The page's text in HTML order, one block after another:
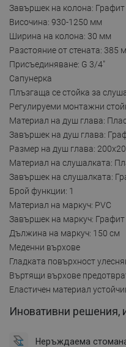
Завършек на колона: Графит
Височина: 930-1250 мм
Ширина на колона: 30 мм
Разстояние от стената: 385
Присъединяване: G 3/4"
Сапунерка
Плъзгаща се стойка за
Регулируеми монтажни
Материал на душ глава:
Завършек на душ глава:
Размер на душ глава:
Материал на слушалката:
Завършек на слушалката:
Брой функции: 1
Материал на маркуч: PVC
Завършек на маркуч: Графит
Дължина на маркуч: 150 см
Меденни върхове
Гладката повърхност
Въртящи върхове
Еластичен материал
Иновативни решения,
Неръждаема